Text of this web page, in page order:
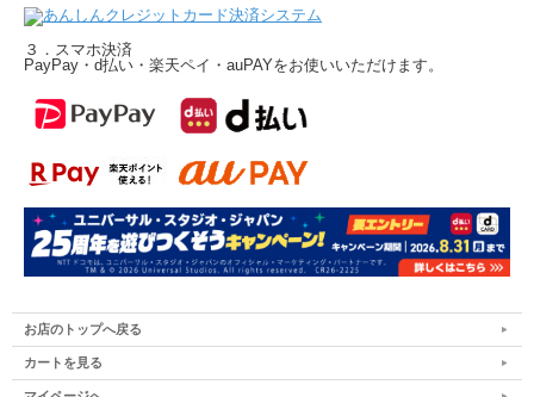
３．スマホ決済
PayPay・d払い・楽天ペイ・auPAYをお使いいただけます。
お店のトップへ戻る
カートを見る